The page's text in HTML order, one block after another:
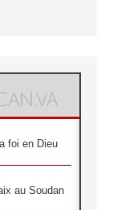
foi en Dieu
au Soudan